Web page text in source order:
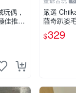
偶，
佳推薦
串珠
嚴選
薩奇趴姿
cm，質
薩奇
$329